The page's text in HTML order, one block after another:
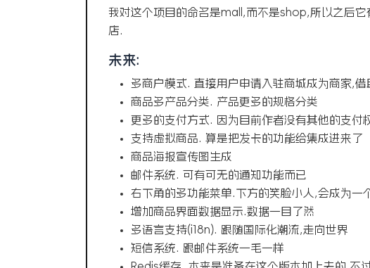
我对这个项目的命名是mall,而不是shop,所以之后
店.
未来:
多商户模式. 直接用户申请入驻商城成为商家,
商品多产品分类. 产品更多的规格分类
更多的支付方式. 因为目前作者没有其他的支付
支持虚拟商品. 算是把发卡的功能给集成进来了
商品海报宣传图生成
邮件系统. 可有可无的通知功能而已
右下角的多功能菜单.下方的笑脸小人,会成为一
增加商品界面数据显示.数据一目了然
多语言支持(i18n). 跟随国际化潮流,走向世界
短信系统. 跟邮件系统一毛一样